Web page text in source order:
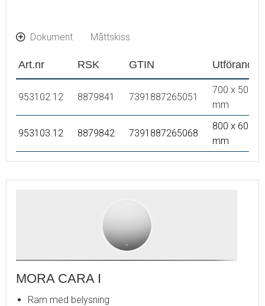
Dokument Måttskiss
Art.nr RSK GTIN Utförande
953102.12 8879841 7391887265051
700 x 500
mm
953103.12 8879842 7391887265068
800 x 600
mm
MORA CARA I
Ram med belysning